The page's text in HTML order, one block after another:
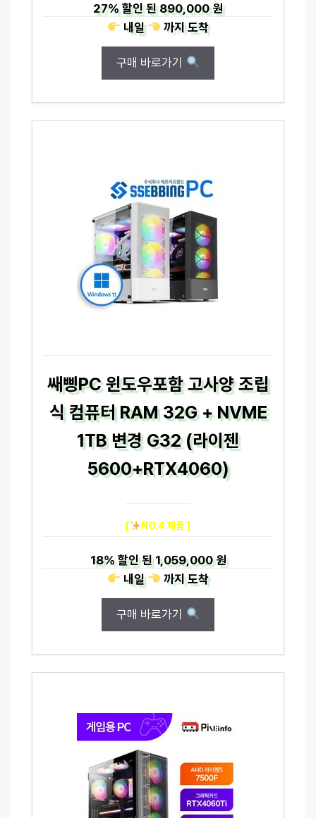
27%할인 된890,000 원
내일
까지도착
구매 바로가기
쌔삥PC 윈도우포함 고사양 조립
식 컴퓨터 RAM 32G + NVME
1TB 변경 G32 (라이젠
5600+RTX4060)
[ NO.4 제품 ]
18%할인 된1,059,000 원
내일
까지도착
구매 바로가기